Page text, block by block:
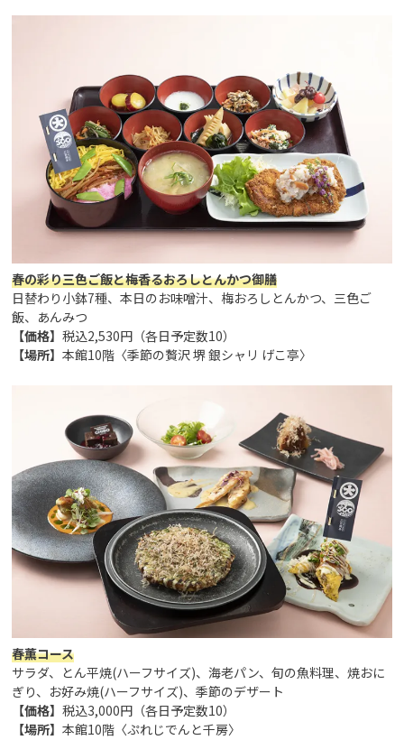
春の彩り三色ご飯と梅香るおろしとんかつ御膳
日替わり小鉢7種、本日のお味噌汁、梅おろしとんかつ、三色ご
飯、あんみつ
【価格】税込2,530円（各日予定数10）
【場所】本館10階〈季節の贅沢 堺 銀シャリ げこ亭〉
春薫コース
サラダ、とん平焼(ハーフサイズ)、海老パン、旬の魚料理、焼おに
ぎり、お好み焼(ハーフサイズ)、季節のデザート
【価格】税込3,000円（各日予定数10）
【場所】本館10階〈ぷれじでんと千房〉